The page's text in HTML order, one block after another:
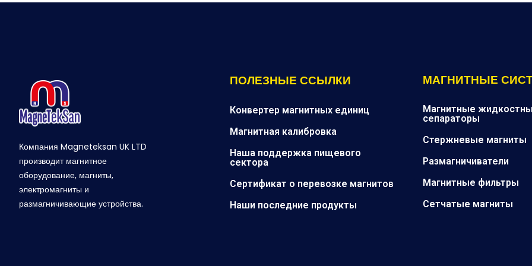
Компания Magneteksan UK LTD
производит магнитное
оборудование, магниты,
электромагниты и
размагничивающие устройства.
ПОЛЕЗНЫЕ ССЫЛКИ
Конвертер магнитных единиц
Магнитная калибровка
Наша поддержка пищевого
сектора
Сертификат о перевозке магнитов
Наши последние продукты
МАГНИТНЫЕ
Магнитные
сепараторы
Стержневые магниты
Размагничиватели
Магнитные фильтры
Сетчатые магниты